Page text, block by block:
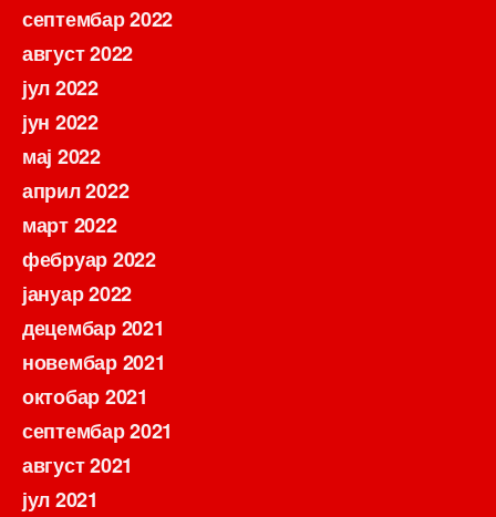
септембар 2022
август 2022
јул 2022
јун 2022
мај 2022
април 2022
март 2022
фебруар 2022
јануар 2022
децембар 2021
новембар 2021
октобар 2021
септембар 2021
август 2021
јул 2021